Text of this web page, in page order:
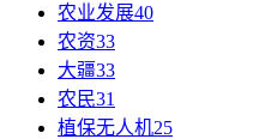
农业发展40
农资33
大疆33
农民31
植保无人机25